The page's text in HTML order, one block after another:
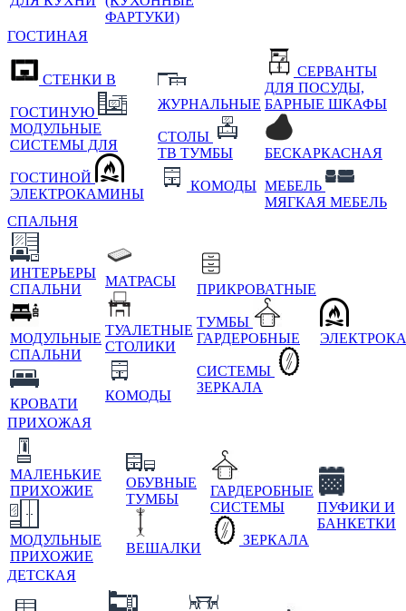
ФАРТУКИ)
ГОСТИНАЯ
СТЕНКИ В
ГОСТИНУЮ
МОДУЛЬНЫЕ
СИСТЕМЫ ДЛЯ
ГОСТИНОЙ
ЭЛЕКТРОКАМИНЫ
ЖУРНАЛЬНЫЕ
СТОЛЫ
ТВ ТУМБЫ
КОМОДЫ
СЕРВАНТЫ
ДЛЯ ПОСУДЫ,
БАРНЫЕ ШКАФЫ
БЕСКАРКАСНАЯ
МЕБЕЛЬ
МЯГКАЯ МЕБЕЛЬ
СПАЛЬНЯ
ИНТЕРЬЕРЫ
СПАЛЬНИ
МОДУЛЬНЫЕ
СПАЛЬНИ
КРОВАТИ
МАТРАСЫ
ТУАЛЕТНЫЕ
СТОЛИКИ
КОМОДЫ
ПРИКРОВАТНЫЕ
ТУМБЫ
ГАРДЕРОБНЫЕ
СИСТЕМЫ
ЗЕРКАЛА
ПРИХОЖАЯ
МАЛЕНЬКИЕ
ПРИХОЖИЕ
МОДУЛЬНЫЕ
ПРИХОЖИЕ
ОБУВНЫЕ
ТУМБЫ
ВЕШАЛКИ
ГАРДЕРОБНЫЕ
СИСТЕМЫ
ЗЕРКАЛА
ПУФИКИ И
БАНКЕТКИ
ДЕТСКАЯ